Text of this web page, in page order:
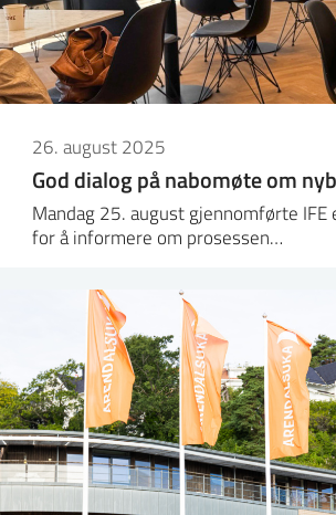
26. august 2025
God dialog på nabomøte om
Mandag 25. august gjennomførte
for å informere om prosessen…